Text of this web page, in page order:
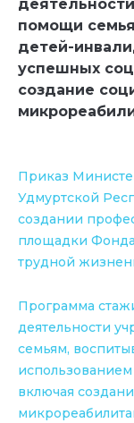
помощи
детей-
успешных
создание
Приказ
Удмуртской
создании
площадки
трудной
Программа
деятельности
семьям,
включая